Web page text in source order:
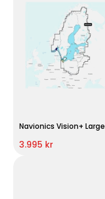
Navionics Vision+ Large
3.995 kr